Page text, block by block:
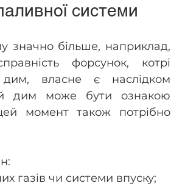
системи
значно більше, наприклад,
форсунок, котрі
власне є наслідком
дим може бути ознакою
момент також потрібно
газів чи системи впуску;